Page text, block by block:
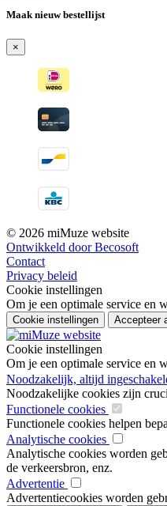
Maak nieuw bestellijst
×
© 2026 miMuze website
Ontwikkeld door Becosoft
Contact
Privacy beleid
Cookie instellingen
Om je een optimale service en
Cookie instellingen Accepteer
Cookie instellingen
Om je een optimale service en
Noodzakelijk, altijd
Noodzakelijke cookies zijn
Functionele cookies
Functionele cookies helpen
Analytische cookies
Analytische cookies worden
de verkeersbron, enz.
Advertentie
Advertentiecookies worden